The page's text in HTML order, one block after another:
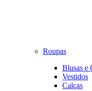
Roupas
Blusas e
Vestidos
Calças